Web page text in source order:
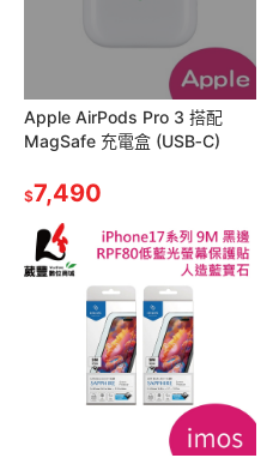
Apple AirPods Pro 3 搭配
MagSafe 充電盒 (USB‑C)
$7,490